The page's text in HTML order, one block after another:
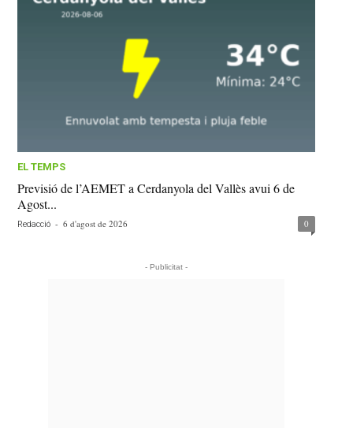
EL TEMPS
Previsió de l’AEMET a Cerdanyola del Vallès avui 6 de
Agost...
Redacció - 6 d'agost de 2026 0
- Publicitat -